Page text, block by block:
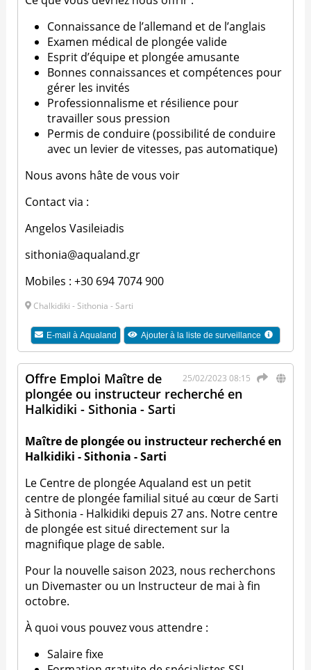
Connaissance de l’allemand et de l’anglais
Examen médical de plongée valide
Esprit d’équipe et plongée amusante
Bonnes connaissances et compétences pour
gérer les invités
Professionnalisme et résilience pour
travailler sous pression
Permis de conduire (possibilité de conduire
avec un levier de vitesses, pas automatique)
Nous avons hâte de vous voir
Contact via :
Angelos Vasileiadis
sithonia@aqualand.gr
Mobiles : +30 694 7074 900
Chalkidiki - Sithonia - Sarti
E-mail à Aqualand Ajouter à la liste de surveillance
25/02/2023 08:15
Offre Emploi Maître de
plongée ou instructeur recherché en
Halkidiki - Sithonia - Sarti
Maître de plongée ou instructeur recherché en
Halkidiki - Sithonia - Sarti
Le Centre de plongée Aqualand est un petit
centre de plongée familial situé au cœur de Sarti
à Sithonia - Halkidiki depuis 27 ans. Notre centre
de plongée est situé directement sur la
magnifique plage de sable.
Pour la nouvelle saison 2023, nous recherchons
un Divemaster ou un Instructeur de mai à fin
octobre.
À quoi vous pouvez vous attendre :
Salaire fixe